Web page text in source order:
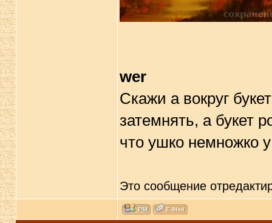
wer
Скажи а вокруг
затемнять, а букет
что ушко немножко
Это сообщение